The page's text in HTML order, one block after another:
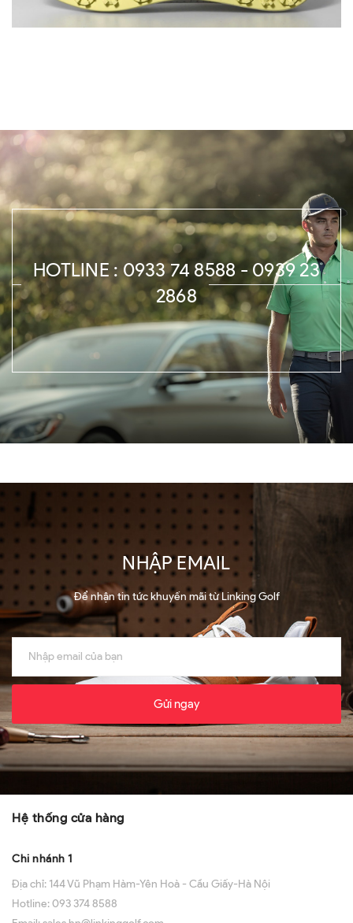
HOTLINE : 0933 74 8588 - 0939 23
2868
NHẬP EMAIL
Để nhận tin tức khuyến mãi từ Linking Golf
Gửi ngay
Hệ thống cửa hàng
Chi nhánh 1
Địa chỉ: 144 Vũ Phạm Hàm-Yên Hoà - Cầu Giấy-Hà Nội
Hotline:093 374 8588